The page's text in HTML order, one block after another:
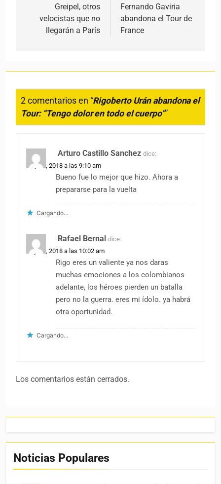
Greipel, otros
velocistas que no
llegarán a París
Fernando Gaviria
abandona el Tour de
France
2 comentarios en “Rigoberto Urán abandona el
Tour: “Tengo dolor en todo el cuerpo””
Arturo Castillo Sanchez dice:
19 julio, 2018 a las 9:10 am
Bueno fue lo mejor que hizo. Ahora a
prepararse para la vuelta
Cargando...
Rafael Bernal dice:
19 julio, 2018 a las 10:02 am
Rigo eres un valiente ya nos daras
muchas emociones a los colombianos
adelante, los héroes pierden un batalla
pero no la guerra. eres mi ídolo. ya habrá
otra oportunidad.
Cargando...
Los comentarios están cerrados.
Noticias Populares